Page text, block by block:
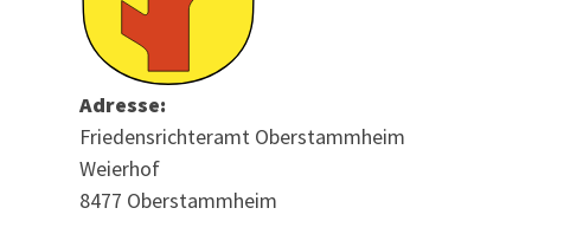
Adresse:
Friedensrichteramt Oberstammheim
Weierhof
8477 Oberstammheim